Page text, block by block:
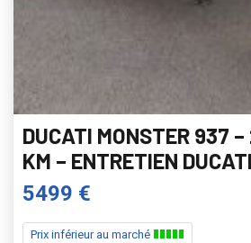
DUCATI MONSTER 937
KM – ENTRETIEN
5499 €
Prix inférieur au marché